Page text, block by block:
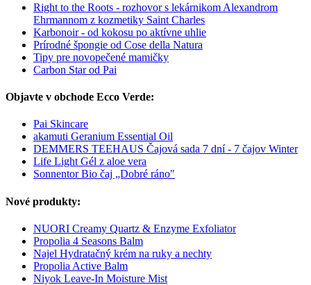
Right to the Roots - rozhovor s lekárnikom Alexandrom
Ehrmannom z kozmetiky Saint Charles
Karbonoir - od kokosu po aktívne uhlie
Prírodné špongie od Cose della Natura
Tipy pre novopečené mamičky
Carbon Star od Pai
Objavte v obchode Ecco Verde:
Pai Skincare
akamuti Geranium Essential Oil
DEMMERS TEEHAUS Čajová sada 7 dní - 7 čajov Winter
Life Light Gél z aloe vera
Sonnentor Bio čaj „Dobré ráno"
Nové produkty:
NUORI Creamy Quartz & Enzyme Exfoliator
Propolia 4 Seasons Balm
Najel Hydratačný krém na ruky a nechty
Propolia Active Balm
Niyok Leave-In Moisture Mist